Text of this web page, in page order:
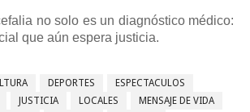
no solo es un diagnóstico médico:
que aún espera justicia.
DEPORTES
ESPECTACULOS
JUSTICIA LOCALES
MENSAJE DE VIDA